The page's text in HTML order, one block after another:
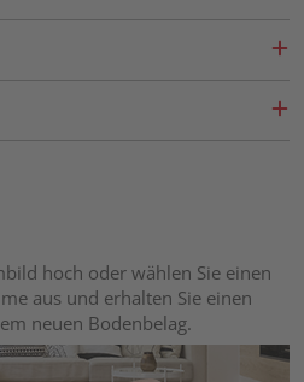
hoch oder wählen Sie einen
aus und erhalten Sie einen
neuen Bodenbelag.